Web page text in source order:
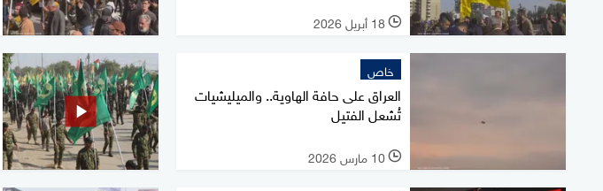
l 18 أبريل 2026
خاص
العراق على حافة الهاوية.. والميليشيات
تُشعل الفتيل
l 10 مارس 2026